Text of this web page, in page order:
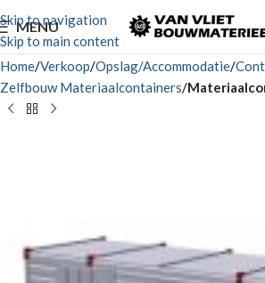
Skip to navigation
Skip to main content
MENU
Home Verkoop Opslag/Accommodatie
Zelfbouw Materiaalcontainers